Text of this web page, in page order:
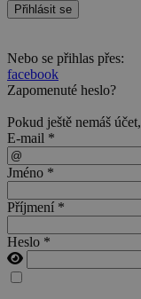
Přihlásit se
Nebo se přihlas přes:
facebook
Zapomenuté heslo?
Pokud ještě nemáš účet,
E-mail *
Jméno *
Příjmení *
Heslo *